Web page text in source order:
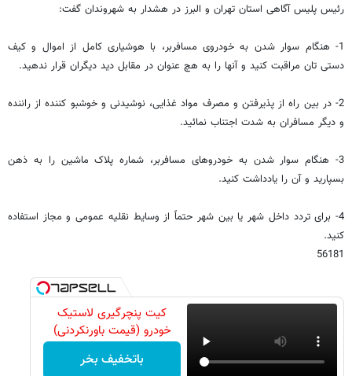
رئیس پلیس آگاهی استان تهران و البرز در هشدار به شهروندان گفت:
1- هنگام سوار شدن به خودروی مسافربر، با هوشیاری کامل از اموال و کیف
دستی تان مراقبت کنید و آنها را به هچ عنوان در مقابل دید دیگران قرار ندهید.
2- در بین راه از پذیرفتن و مصرف مواد غذایی، نوشیدنی و خوشبو کننده از راننده
و دیگر مسافران به شدت اجتناب نمائید.
3- هنگام سوار شدن به خودروهای مسافربر، شماره پلاک ماشین را به ذهن
بسپارید و آن را یادداشت کنید.
4- برای تردد داخل شهر یا بین شهر حتماً از وسایط نقلیه عمومی و مجاز استفاده
کنید.
56181
کیت پنچرگیری لاستیک
خودرو (قیمت باورنکردنی)
باتخفیف بخر